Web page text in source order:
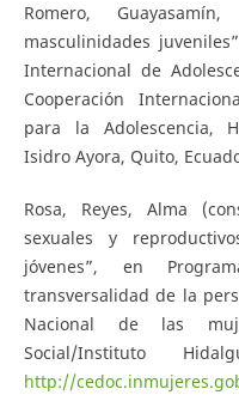
Romero,
masculinidades
Internacional de
Cooperación
para la Adolescencia,
Isidro Ayora, Quito,
Rosa, Reyes, Alma
sexuales y
jóvenes”, en
transversalidad de la
Nacional de las
Social/Instituto
http://